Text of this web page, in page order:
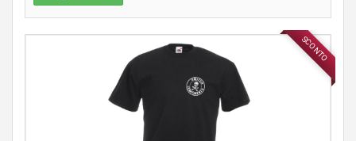
SCONTO
ABBIGLIAMENTO